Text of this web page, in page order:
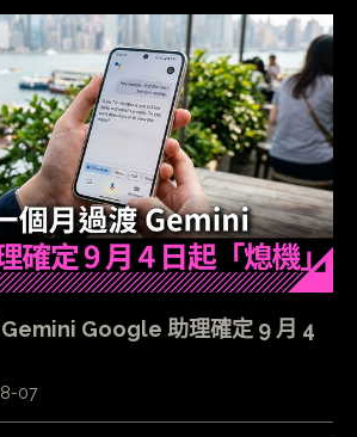
Gemini Google 助理確定 9 月 4
07